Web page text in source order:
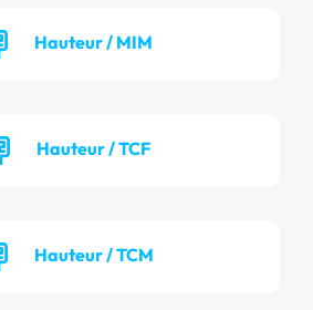
Hauteur / MIM
Hauteur / TCF
Hauteur / TCM